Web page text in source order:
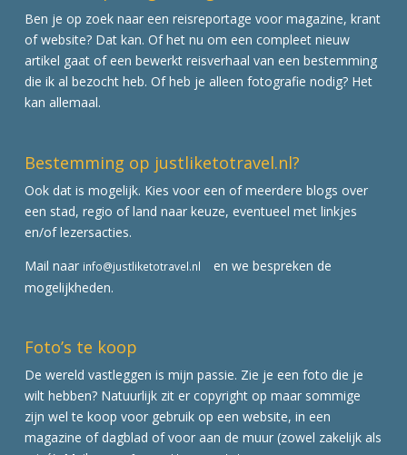
Ben je op zoek naar een reisreportage voor magazine, krant
of website? Dat kan. Of het nu om een compleet nieuw
artikel gaat of een bewerkt reisverhaal van een bestemming
die ik al bezocht heb. Of heb je alleen fotografie nodig? Het
kan allemaal.
Bestemming op justliketotravel.nl?
Ook dat is mogelijk. Kies voor een of meerdere blogs over
een stad, regio of land naar keuze, eventueel met linkjes
en/of lezersacties.
Mail naar info@justliketotravel.nl
en we bespreken de
mogelijkheden.
Foto’s te koop
De wereld vastleggen is mijn passie. Zie je een foto die je
wilt hebben? Natuurlijk zit er copyright op maar sommige
zijn wel te koop voor gebruik op een website, in een
magazine of dagblad of voor aan de muur (zowel zakelijk als